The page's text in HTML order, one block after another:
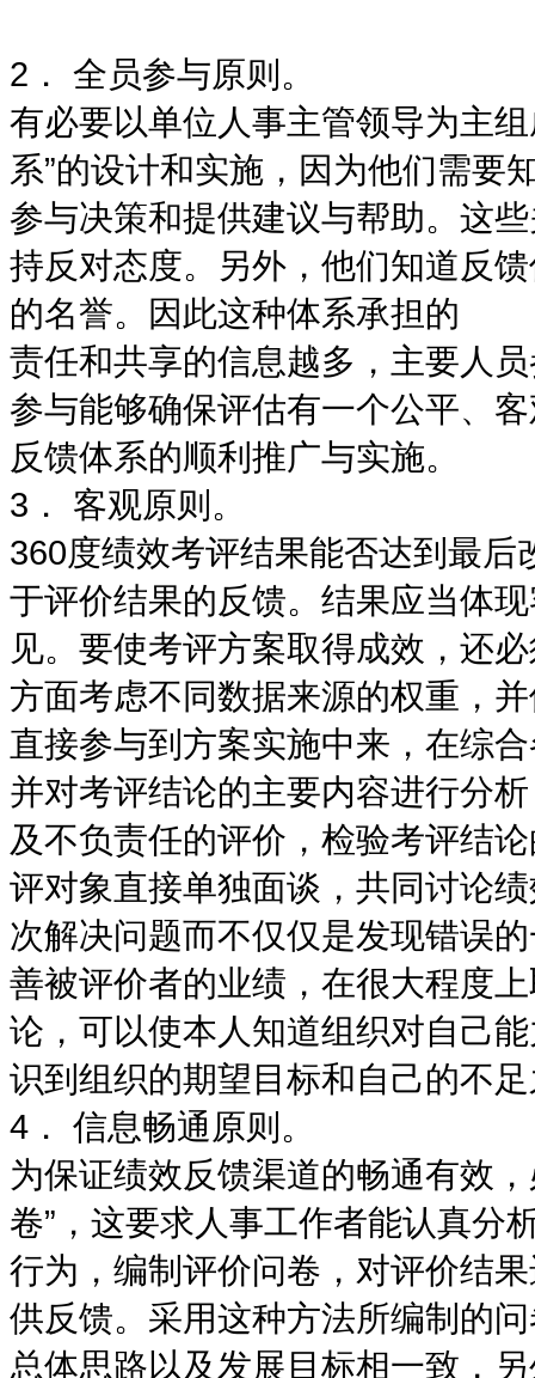
2． 全员参与原则。
有必要以单位人事主管领导为主
系”的设计和实施，因为他们需要
参与决策和提供建议与帮助。这
持反对态度。另外，他们知道反
的名誉。因此这种体系承担的
责任和共享的信息越多，主要人
参与能够确保评估有一个公平、
反馈体系的顺利推广与实施。
3． 客观原则。
360度绩效考评结果能否达到最
于评价结果的反馈。结果应当体
见。要使考评方案取得成效，还
方面考虑不同数据来源的权重，
直接参与到方案实施中来，在综
并对考评结论的主要内容进行分
及不负责任的评价，检验考评结
评对象直接单独面谈，共同讨论
次解决问题而不仅仅是发现错误
善被评价者的业绩，在很大程度
论，可以使本人知道组织对自己
识到组织的期望目标和自己的不
4． 信息畅通原则。
为保证绩效反馈渠道的畅通有效
卷”，这要求人事工作者能认真分
行为，编制评价问卷，对评价结
供反馈。采用这种方法所编制的
总体思路以及发展目标相一致，